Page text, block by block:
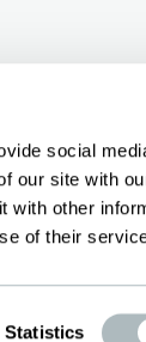
social
our site with
other
of their
Statistics